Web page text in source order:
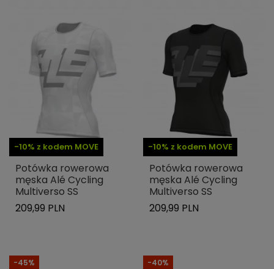
-10% z kodem MOVE
Potówka rowerowa
męska Alé Cycling
Multiverso SS
209,99 PLN
-10% z kodem MOVE
Potówka rowerowa
męska Alé Cycling
Multiverso SS
209,99 PLN
-45% -40%